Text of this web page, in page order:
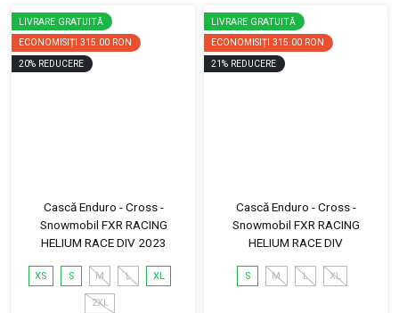
LIVRARE GRATUITĂ
ECONOMISIȚI 315.00 RON
20% REDUCERE
Cască Enduro - Cross -
Snowmobil FXR RACING
HELIUM RACE DIV 2023
XS S M L XL
2XL
LIVRARE GRATUITĂ
ECONOMISIȚI 315.00 RON
21% REDUCERE
Cască Enduro - Cross -
Snowmobil FXR RACING
HELIUM RACE DIV
S M L XL